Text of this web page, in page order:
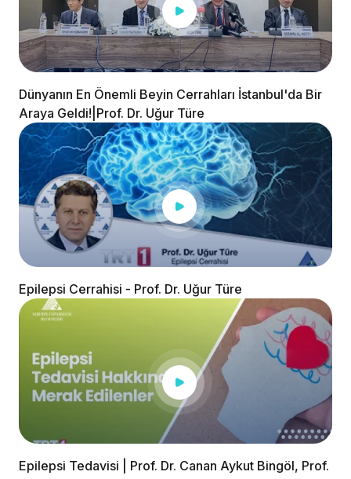
Dünyanın En Önemli Beyin Cerrahları İstanbul'da Bir
Araya Geldi!|Prof. Dr. Uğur Türe
Epilepsi Cerrahisi - Prof. Dr. Uğur Türe
Epilepsi Tedavisi | Prof. Dr. Canan Aykut Bingöl, Prof.